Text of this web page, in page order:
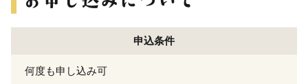
申込条件
何度も申し込み可